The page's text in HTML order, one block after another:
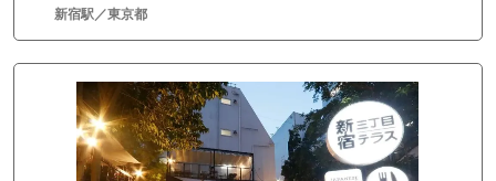
新宿駅／東京都